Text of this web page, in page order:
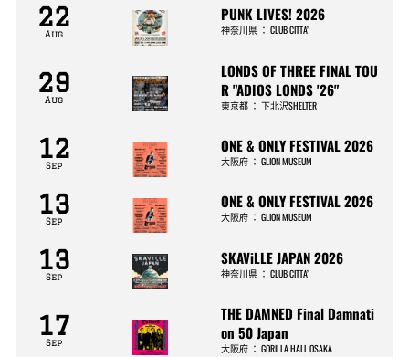
22
Aug
PUNK LIVES! 2026
神奈川県 ：CLUB CITTA’
29
Aug
LONDS OF THREE FINAL TOU
R "ADIOS LONDS '26"
東京都 ：下北沢SHELTER
12
Sep
ONE & ONLY FESTIVAL 2026
大阪府 ：GLION MUSEUM
13
Sep
ONE & ONLY FESTIVAL 2026
大阪府 ：GLION MUSEUM
13
Sep
SKAViLLE JAPAN 2026
神奈川県 ：CLUB CITTA’
17
Sep
THE DAMNED Final Damnati
on 50 Japan
大阪府 ：GORILLA HALL OSAKA